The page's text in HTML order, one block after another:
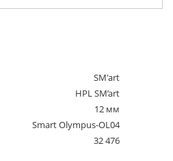
SM'art
HPL SM’art
12 мм
Smart Olympus-OL04
32 476